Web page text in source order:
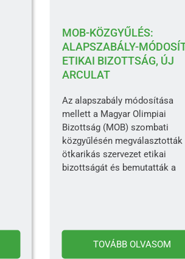
MOB-KÖZGYŰLÉS:
ALAPSZABÁLY-
ETIKAI BIZOTTSÁG, ÚJ
ARCULAT
Az alapszabály módosítása
mellett a Magyar Olimpiai
Bizottság (MOB) szombati
közgyűlésén megválasztották
ötkarikás szervezet etikai
bizottságát és bemutatták a
TOVÁBB OLVASOM